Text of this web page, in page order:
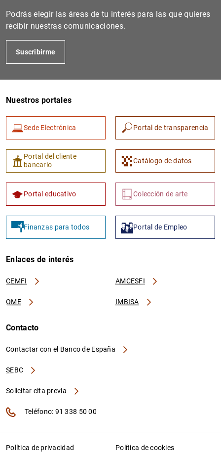
Podrás elegir las áreas de tu interés para las que quieres
recibir nuestras comunicaciones.
Suscribirme
Nuestros portales
Sede Electrónica Portal de transparencia
Portal del cliente
bancario
Catálogo de datos
Portal educativo Colección de arte
Finanzas para todos Portal de Empleo
Enlaces de interés
CEMFI AMCESFI
OME IMBISA
Contacto
Contactar con el Banco de España
SEBC
Solicitar cita previa
Teléfono: 91 338 50 00
Política de privacidad Política de cookies